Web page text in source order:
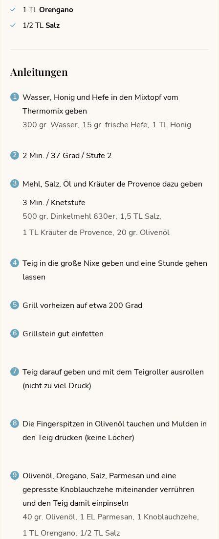
1 TL Orengano
1/2 TL Salz
Anleitungen
Wasser, Honig und Hefe in den Mixtopf vom
Thermomix geben
300 gr. Wasser, 15 gr. frische Hefe, 1 TL Honig
2 Min. / 37 Grad / Stufe 2
Mehl, Salz, Öl und Kräuter de Provence dazu geben
3 Min. / Knetstufe
500 gr. Dinkelmehl 630er, 1,5 TL Salz,
1 TL Kräuter de Provence, 20 gr. Olivenöl
Teig in die große Nixe geben und eine Stunde gehen
lassen
Grill vorheizen auf etwa 200 Grad
Grillstein gut einfetten
Teig darauf geben und mit dem Teigroller ausrollen
(nicht zu viel Druck)
Die Fingerspitzen in Olivenöl tauchen und Mulden in
den Teig drücken (keine Löcher)
Olivenöl, Oregano, Salz, Parmesan und eine
gepresste Knoblauchzehe miteinander verrühren
und den Teig damit einpinseln
40 gr. Olivenöl, 1 EL Parmesan, 1 Knoblauchzehe,
1 TL Orengano, 1/2 TL Salz